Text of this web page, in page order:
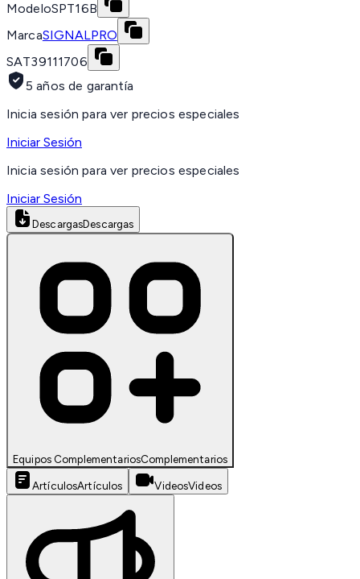
ModeloSPT16B
MarcaSIGNALPRO
SAT39111706
5 años de garantía
Inicia sesión para ver precios especiales
Iniciar Sesión
Inicia sesión para ver precios especiales
Iniciar Sesión
DescargasDescargas
Equipos ComplementariosComplementarios
ArtículosArtículos VideosVideos